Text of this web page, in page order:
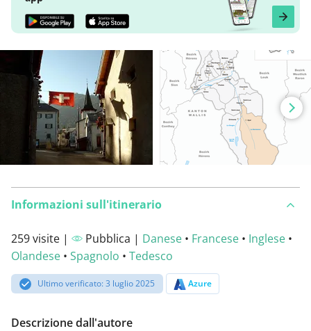
Informazioni sull'itinerario
259 visite | Pubblica | Danese • Francese • Inglese •
Olandese • Spagnolo • Tedesco
Ultimo verificato: 3 luglio 2025 Azure
Descrizione dall'autore